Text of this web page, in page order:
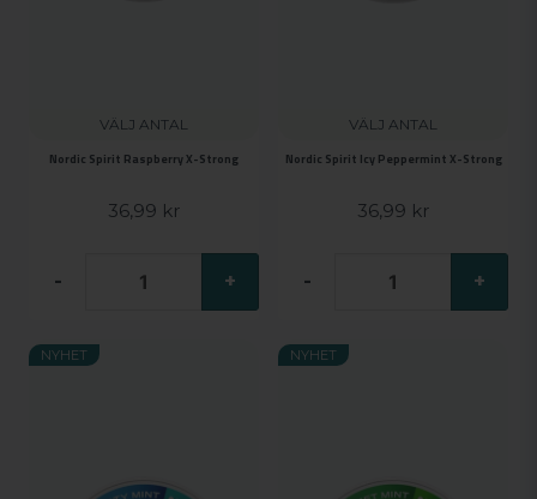
VÄLJ ANTAL
Nordic Spirit Raspberry X-Strong
36,99 kr
- +
VÄLJ ANTAL
Nordic Spirit Icy Peppermint X-Strong
36,99 kr
- +
NYHET NYHET